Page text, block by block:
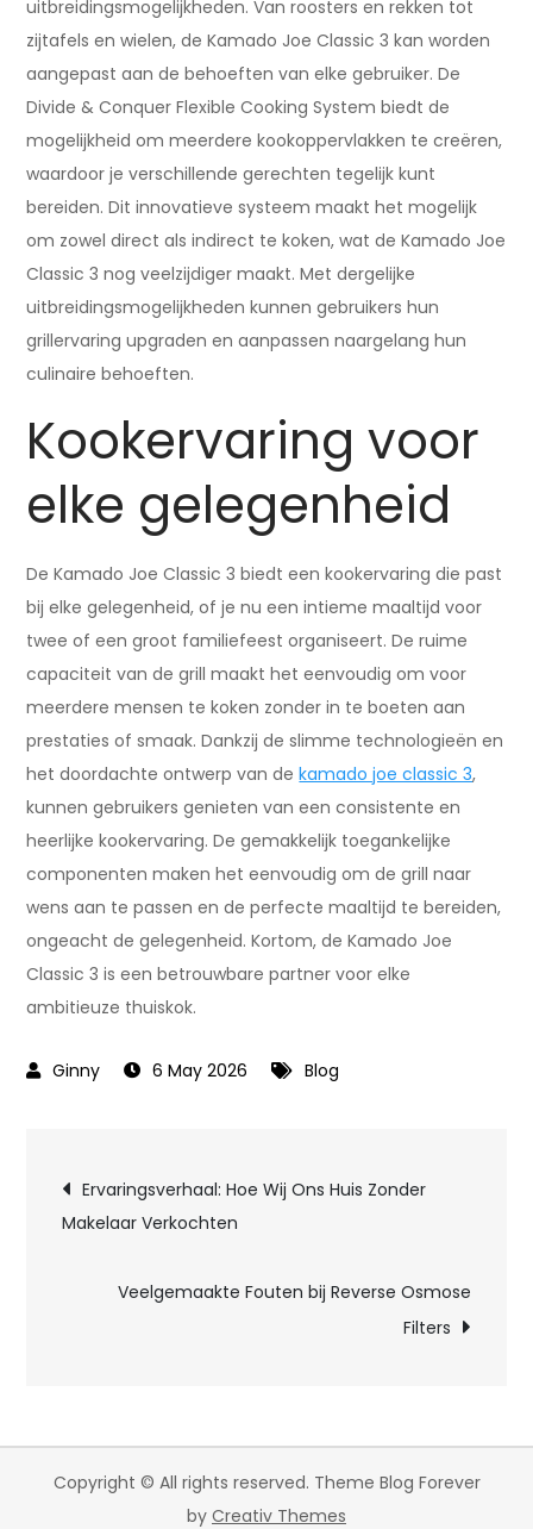
uitbreidingsmogelijkheden. Van roosters en rekken tot
zijtafels en wielen, de Kamado Joe Classic 3 kan worden
aangepast aan de behoeften van elke gebruiker. De
Divide & Conquer Flexible Cooking System biedt de
mogelijkheid om meerdere kookoppervlakken te creëren,
waardoor je verschillende gerechten tegelijk kunt
bereiden. Dit innovatieve systeem maakt het mogelijk
om zowel direct als indirect te koken, wat de Kamado Joe
Classic 3 nog veelzijdiger maakt. Met dergelijke
uitbreidingsmogelijkheden kunnen gebruikers hun
grillervaring upgraden en aanpassen naargelang hun
culinaire behoeften.
Kookervaring voor
elke gelegenheid
De Kamado Joe Classic 3 biedt een kookervaring die past
bij elke gelegenheid, of je nu een intieme maaltijd voor
twee of een groot familiefeest organiseert. De ruime
capaciteit van de grill maakt het eenvoudig om voor
meerdere mensen te koken zonder in te boeten aan
prestaties of smaak. Dankzij de slimme technologieën en
het doordachte ontwerp van dekamado joe classic 3,
kunnen gebruikers genieten van een consistente en
heerlijke kookervaring. De gemakkelijk toegankelijke
componenten maken het eenvoudig om de grill naar
wens aan te passen en de perfecte maaltijd te bereiden,
ongeacht de gelegenheid. Kortom, de Kamado Joe
Classic 3 is een betrouwbare partner voor elke
ambitieuze thuiskok.
6 May 2026 Blog
Post
navigation
Ervaringsverhaal: Hoe Wij Ons Huis Zonder
Makelaar Verkochten
Veelgemaakte Fouten bij Reverse Osmose
Filters
Copyright © All rights reserved. Theme Blog Forever
by Creativ Themes